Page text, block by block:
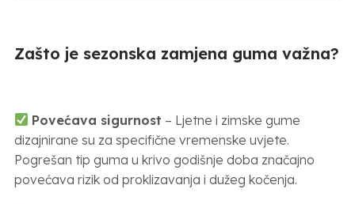
Zašto je sezonska zamjena guma važna?
Povećava sigurnost – Ljetne i zimske gume
dizajnirane su za specifične vremenske uvjete.
Pogrešan tip guma u krivo godišnje doba značajno
povećava rizik od proklizavanja i dužeg kočenja.